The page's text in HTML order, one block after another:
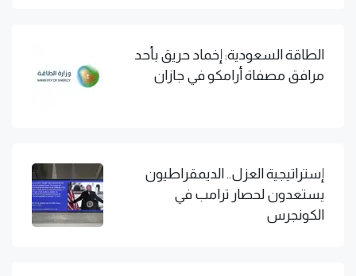
الطاقة السعودية: إخماد حريق بأحد
مرافق مصفاة أرامكو في جازان
إستراتيجية العزل.. الديمقراطيون
يستعدون لحصار ترامب في
الكونجرس